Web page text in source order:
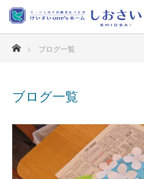
ブログ一覧
ブログ一覧